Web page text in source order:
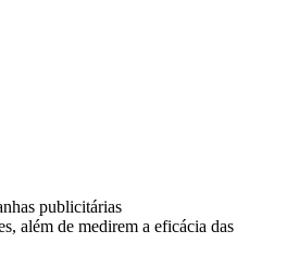
publicitárias
além de medirem a eficácia das